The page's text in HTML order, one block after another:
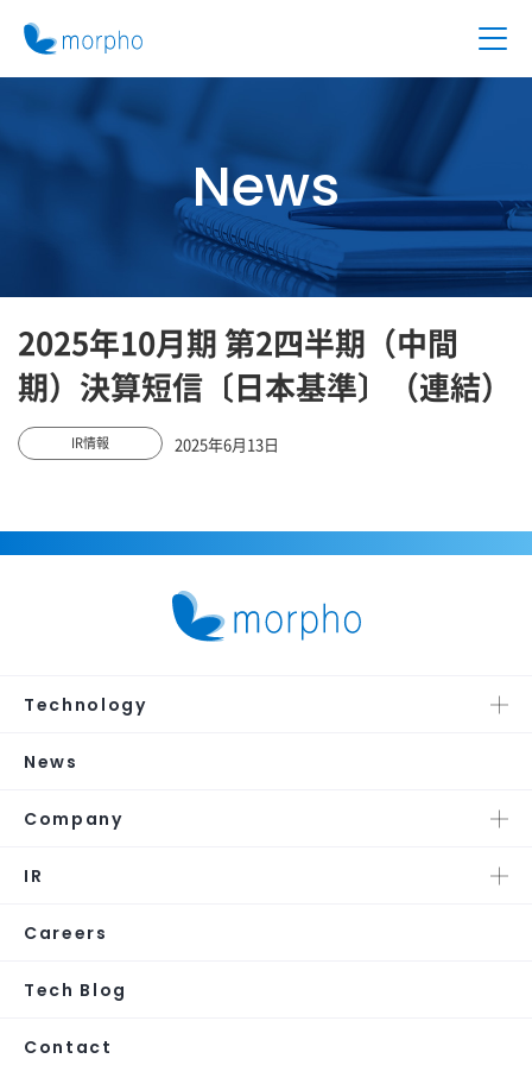
News
2025年10月期 第2四半期（中間
期）決算短信〔日本基準〕（連結）
IR情報 2025年6月13日
Technology
News
Company
IR
Careers
Tech Blog
Contact